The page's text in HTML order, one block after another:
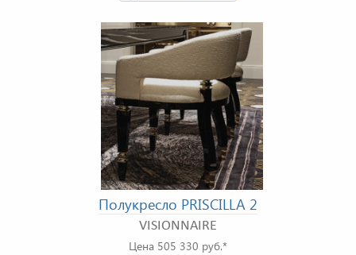
Полукресло PRISCILLA 2
VISIONNAIRE
Цена 505 330 руб.*